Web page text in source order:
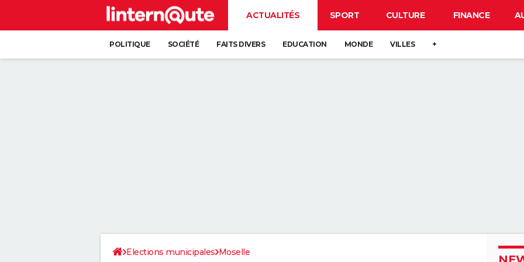
ACTUALITÉS SPORT CULTURE FINANCE
POLITIQUE SOCIÉTÉ FAITS DIVERS EDUCATION MONDE VILLES +
Elections municipales Moselle